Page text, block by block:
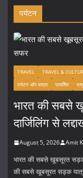
पर्यटन
TRAVEL TRAVEL &
पर्यटन और यात्रा
प्रदर्शित
भारत की सबसे
दार्जिलिंग से
August 5, 2026 Amit
भारत की सबसे खूबसूरत सड़क
की सबसे खूबसूरत सड़क